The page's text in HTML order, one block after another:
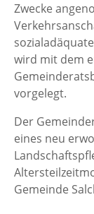
Zwecke
wird mit dem
vorgelegt.
Der
eines neu
Gemeinde